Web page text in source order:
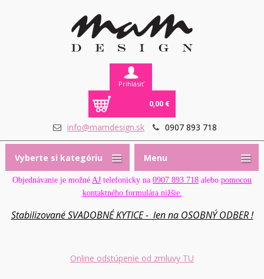
Prihlásiť
0,00 €
info@mamdesign.sk 0907 893 718
Vyberte si kategóriu
Objednávanie je možné AJ telefonicky na 0907 893 718 alebo pomocou
kontaktného formulára nižšie.
Stabilizované SVADOBNÉ KYTICE - len na OSOBNÝ ODBER !
Online odstúpenie od zmluvy TU
Menu